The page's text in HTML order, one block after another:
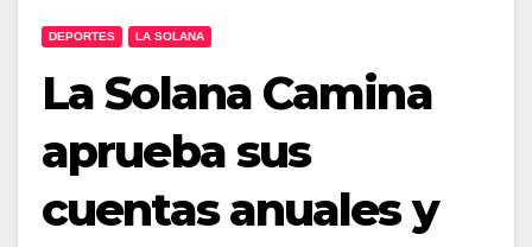
DEPORTES LA SOLANA
La Solana Camina
aprueba sus
cuentas anuales y